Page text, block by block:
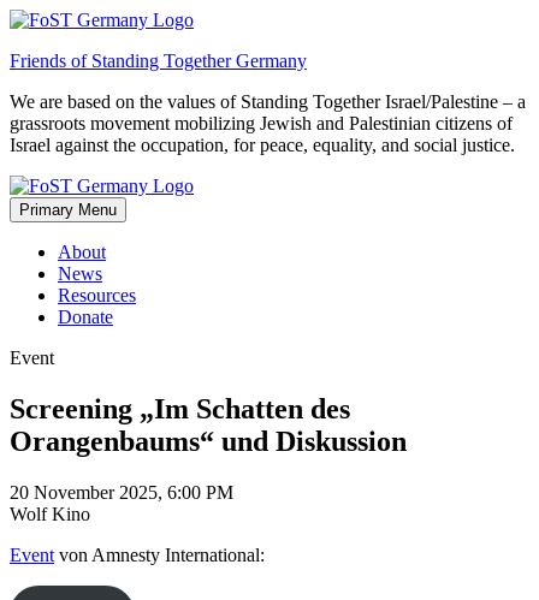
Skip
content
Friends of Standing Together Germany
We are based on the values of Standing Together Israel/Palestine – a
grassroots movement mobilizing Jewish and Palestinian citizens of
Israel against the occupation, for peace, equality, and social justice.
Primary Menu
About
News
Resources
Donate
Event
Screening „Im Schatten des
Orangenbaums“ und Diskussion
20 November 2025, 6:00 PM
Wolf Kino
Event von Amnesty International: